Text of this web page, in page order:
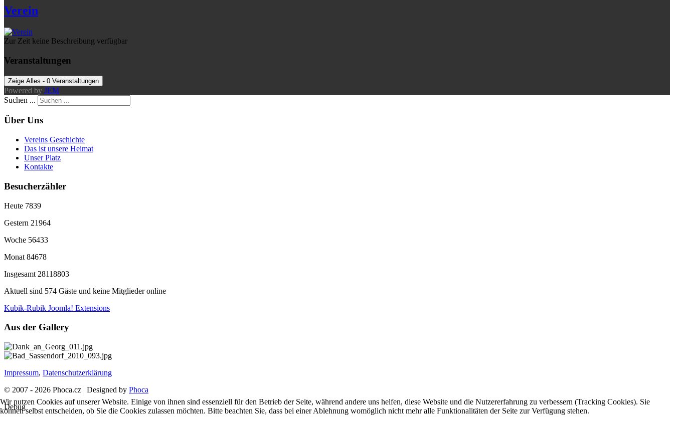
Verein
Zur Zeit keine Beschreibung verfügbar
Veranstaltungen
Zeige Alles - 0 Veranstaltungen
Powered by JEM
Suchen ...
Über Uns
Vereins Geschichte
Das ist unsere Heimat
Unser Platz
Kontakte
Besucherzähler
Heute 7839
Gestern 21964
Woche 56433
Monat 84678
Insgesamt 28118803
Aktuell sind 574 Gäste und keine Mitglieder online
Kubik-Rubik Joomla! Extensions
Aus der Gallery
Impressum, Datenschutzerklärung
© 2007 - 2026 Phoca.cz | Designed by Phoca
Debug
Wir nutzen Cookies auf unserer Website. Einige von ihnen sind essenziell für den Betrieb der Seite, während andere uns helfen, diese Website und die Nutzererfahrung zu verbessern (Tracking Cookies). Sie
können selbst entscheiden, ob Sie die Cookies zulassen möchten. Bitte beachten Sie, dass bei einer Ablehnung womöglich nicht mehr alle Funktionalitäten der Seite zur Verfügung stehen.